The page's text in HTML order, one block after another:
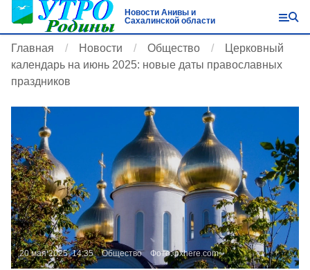
Новости Анивы и
Сахалинской области
Главная Новости Общество
Церковный
календарь на июнь 2025: новые даты православных
праздников
20 мая 2025, 14:35 Общество Фото:pxhere.com